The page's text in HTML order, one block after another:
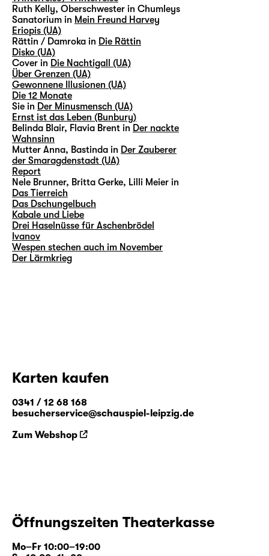
Ruth Kelly, Oberschwester in Chumleys
Sanatorium in Mein Freund Harvey
Eriopis (UA)
Rättin / Damroka in Die Rättin
Disko (UA)
Cover in Die Nachtigall (UA)
Über Grenzen (UA)
Gewonnene Illusionen (UA)
Die 12 Monate
Sie in Der Minusmensch (UA)
Ernst ist das Leben (Bunbury)
Belinda Blair, Flavia Brent in Der nackte
Wahnsinn
Mutter Anna, Bastinda in Der Zauberer
der Smaragdenstadt (UA)
Report
Nele Brunner, Britta Gerke, Lilli Meier in
Das Tierreich
Das Dschungelbuch
Kabale und Liebe
Drei Haselnüsse für Aschenbrödel
Ivanov
Wespen stechen auch im November
Der Lärmkrieg
Karten kaufen
0341 / 12 68 168
besucherservice@schauspiel-leipzig.de
Zum Webshop
Öffnungszeiten Theaterkasse
Mo–Fr 10:00–19:00